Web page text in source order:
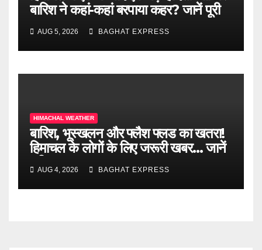
बारिश ने कहां-कहां बरपाया कहर? जानें पूरी
खबर
AUG 5, 2026 BAGHAT EXPRESS
HIMACHAL WEATHER
बारिश, भूस्खलन और फ्लैश फ्लड का खतरा!
हिमाचल के लोगों के लिए जरूरी खबर… जानें
पूरी खबर
AUG 4, 2026 BAGHAT EXPRESS